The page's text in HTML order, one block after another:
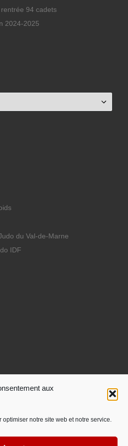
aux
notre site web et notre service.
94 cadets
2024-2025
du Val-de-Marne
IDF